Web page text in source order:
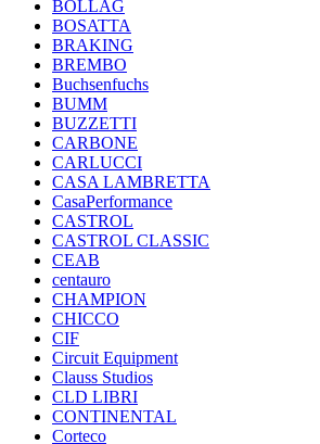
BOLLAG
BOSATTA
BRAKING
BREMBO
Buchsenfuchs
BUMM
BUZZETTI
CARBONE
CARLUCCI
CASA LAMBRETTA
CasaPerformance
CASTROL
CASTROL CLASSIC
CEAB
centauro
CHAMPION
CHICCO
CIF
Circuit Equipment
Clauss Studios
CLD LIBRI
CONTINENTAL
Corteco